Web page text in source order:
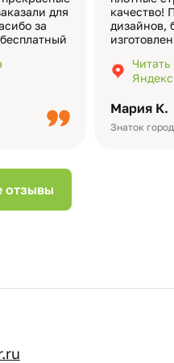
для
за
уровне:
Мария К.
Знаток
качество!
дизайнов,
добавить
видео с
отзывы